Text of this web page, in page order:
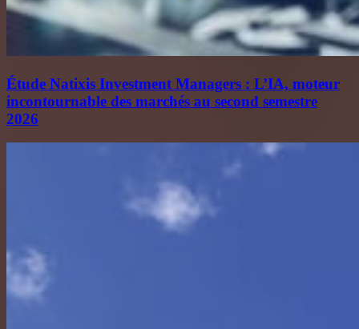
Étude Natixis Investment Managers : L’IA, moteur
incontournable des marchés au second semestre
2026